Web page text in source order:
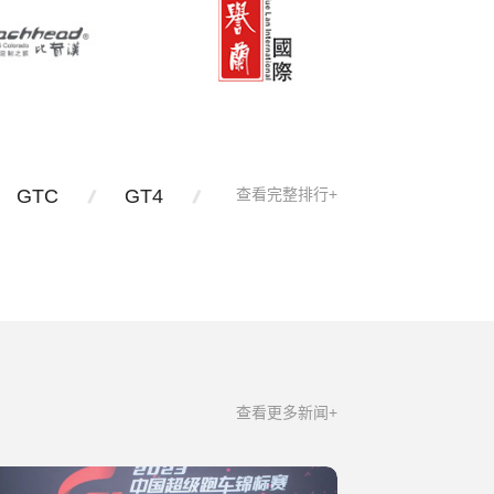
查看完整排行+
GTC GT4
查看更多新闻+